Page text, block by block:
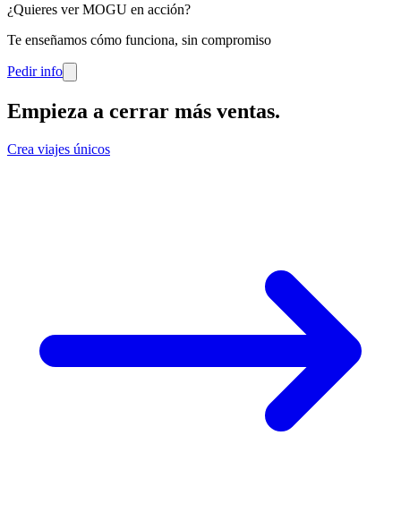
¿Quieres ver MOGU en acción?
Te enseñamos cómo funciona, sin compromiso
Pedir info
Empieza a cerrar más ventas.
Crea viajes únicos